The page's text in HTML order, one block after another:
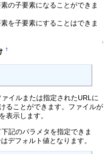
の子要素になることができま
を子要素にすることはできま
↑
†
イルまたは指定されたURLに
ることができます。ファイルが
表示します。
記のパラメタを指定できま
デフォルト値となります。